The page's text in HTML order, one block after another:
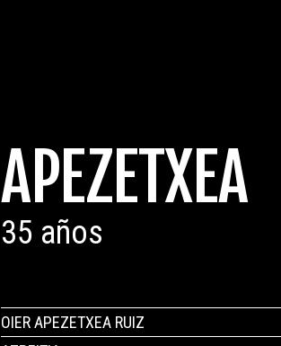
APEZETXEA
35 años
OIER APEZETXEA RUIZ